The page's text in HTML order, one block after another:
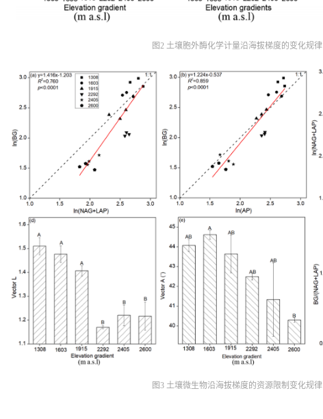
图2 土壤胞外酶化学计量沿海拔梯度的变化规律
图3 土壤微生物沿海拔梯度的资源限制变化规律